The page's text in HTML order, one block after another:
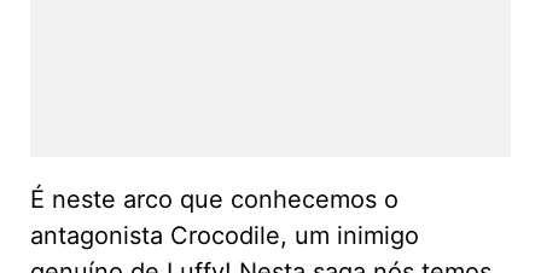
É neste arco que conhecemos o
antagonista Crocodile, um inimigo